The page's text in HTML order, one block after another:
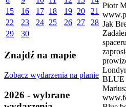
15
16 17 18 19 20
21
22
23 24 25 26 27
28
29
30
Znajdź na mapie
Zobacz wydarzenia na planie
2026 - wybrane
Piotr
Jak
BLUE